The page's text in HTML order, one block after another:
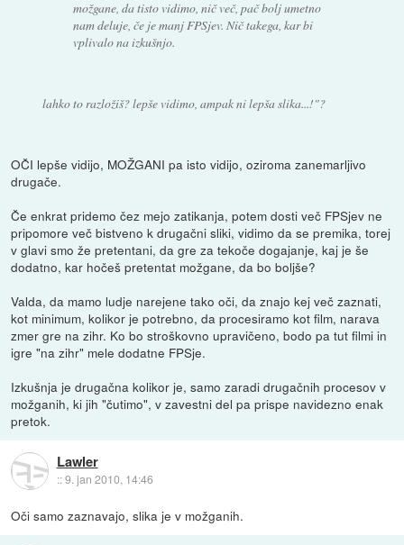
možgane, da tisto vidimo, nič več, pač bolj umetno
nam deluje, če je manj FPSjev. Nič takega, kar bi
vplivalo na izkušnjo.
lahko to razložiš? lepše vidimo, ampak ni lepša slika...!"?
OČI lepše vidijo, MOŽGANI pa isto vidijo, oziroma zanemarljivo
drugače.
Če enkrat pridemo čez mejo zatikanja, potem dosti več FPSjev ne
pripomore več bistveno k drugačni sliki, vidimo da se premika, torej
v glavi smo že pretentani, da gre za tekoče dogajanje, kaj je še
dodatno, kar hočeš pretentat možgane, da bo boljše?
Valda, da mamo ludje narejene tako oči, da znajo kej več zaznati,
kot minimum, kolikor je potrebno, da procesiramo kot film, narava
zmer gre na zihr. Ko bo stroškovno upravičeno, bodo pa tut filmi in
igre "na zihr" mele dodatne FPSje.
Izkušnja je drugačna kolikor je, samo zaradi drugačnih procesov v
možganih, ki jih "čutimo", v zavestni del pa prispe navidezno enak
pretok.
Lawler
::9. jan 2010, 14:46
Oči samo zaznavajo, slika je v možganih.